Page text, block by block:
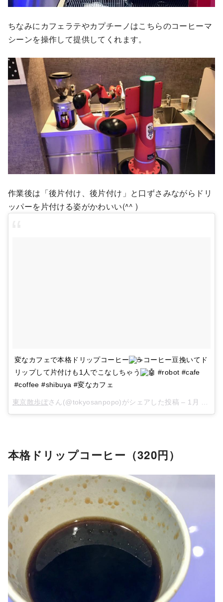
ちなみにカフェラテやカプチーノはこちらのコーヒーマ
シーンを操作して提供してくれます。
作業後は「後片付け、後片付け」と口ずさみながらドリ
ッパーを片付ける姿がかわいい(^^ )
変なカフェで本格ドリップコーヒー
コーヒー豆挽いてド
リップして片付けも1人でこなしちゃう
#robot #cafe
#coffee #shibuya #変なカフェ
東京散歩ぽ さん(@tokyosanpopo)がシェアした投稿 – 1月 31, 2018 at 8:38午後 PST
本格ドリップコーヒー（320円）